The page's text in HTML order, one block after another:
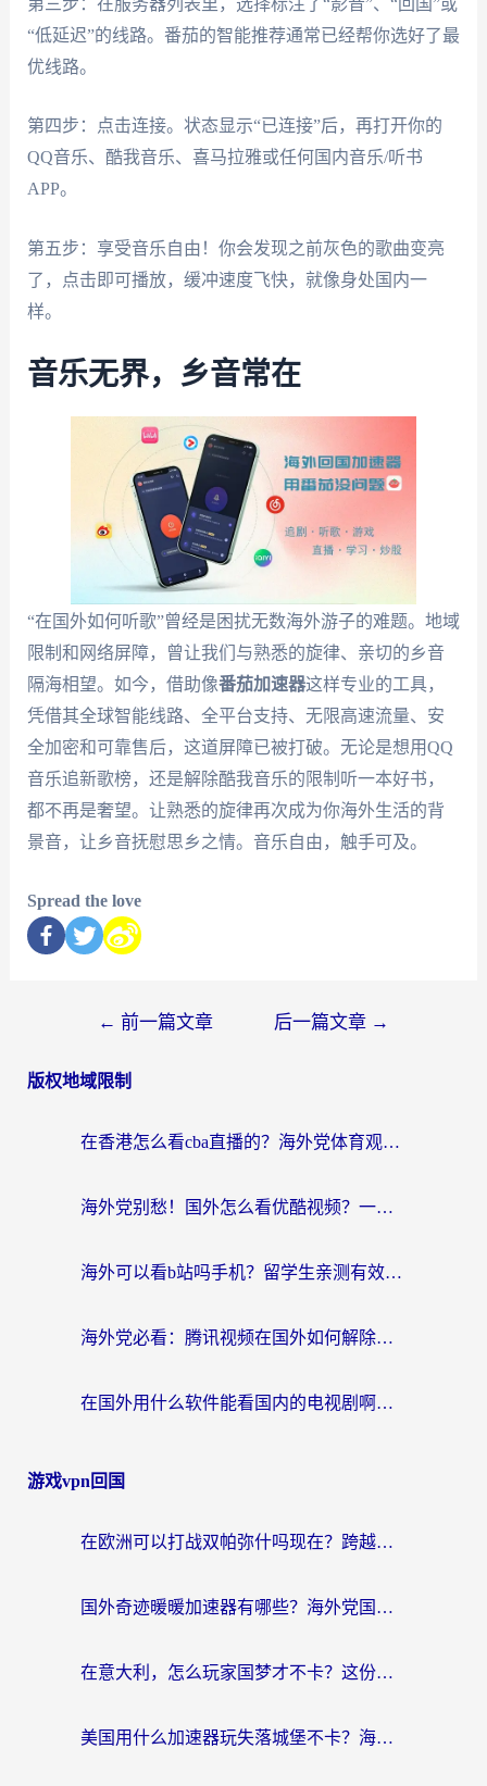
“低延迟”的线路。番茄的智能推荐通常已经帮你选好了最
优线路。
第四步：点击连接。状态显示“已连接”后，再打开你的
QQ音乐、酷我音乐、喜马拉雅或任何国内音乐/听书
APP。
第五步：享受音乐自由！你会发现之前灰色的歌曲变亮
了，点击即可播放，缓冲速度飞快，就像身处国内一
样。
音乐无界，乡音常在
“在国外如何听歌”曾经是困扰无数海外游子的难题。地域
限制和网络屏障，曾让我们与熟悉的旋律、亲切的乡音
隔海相望。如今，借助像番茄加速器这样专业的工具，
凭借其全球智能线路、全平台支持、无限高速流量、安
全加密和可靠售后，这道屏障已被打破。无论是想用QQ
音乐追新歌榜，还是解除酷我音乐的限制听一本好书，
都不再是奢望。让熟悉的旋律再次成为你海外生活的背
景音，让乡音抚慰思乡之情。音乐自由，触手可及。
Spread the love
← 前一篇文章 后一篇文章 →
版权地域限制
在香港怎么看cba直播的？海外党体育观赛终极指南：告别版权限制，畅享中文解说
海外党别愁！国外怎么看优酷视频？一招解决追剧、看直播难题
海外可以看b站吗手机？留学生亲测有效的回国加速指南
海外党必看：腾讯视频在国外如何解除地域限制？附优酷咪咕使用指南
在国外用什么软件能看国内的电视剧啊？留学生亲测有效的回国加速方案
游戏vpn回国
在欧洲可以打战双帕弥什吗现在？跨越延迟墙的实战指南
国外奇迹暖暖加速器有哪些？海外党国服游戏畅玩终极指南（附亲测推荐）
在意大利，怎么玩家国梦才不卡？这份终极加速指南请收好
美国用什么加速器玩失落城堡不卡？海外党亲测有效的国服游戏加速指南